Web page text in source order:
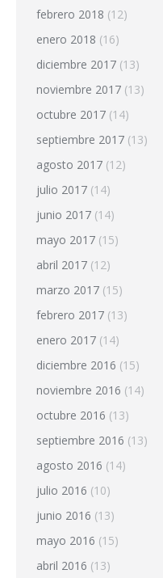
febrero 2018 (12)
enero 2018 (16)
diciembre 2017 (13)
noviembre 2017 (13)
octubre 2017 (14)
septiembre 2017 (13)
agosto 2017 (12)
julio 2017 (14)
junio 2017 (14)
mayo 2017 (15)
abril 2017 (12)
marzo 2017 (15)
febrero 2017 (13)
enero 2017 (14)
diciembre 2016 (15)
noviembre 2016 (14)
octubre 2016 (13)
septiembre 2016 (13)
agosto 2016 (14)
julio 2016 (10)
junio 2016 (13)
mayo 2016 (15)
abril 2016 (13)